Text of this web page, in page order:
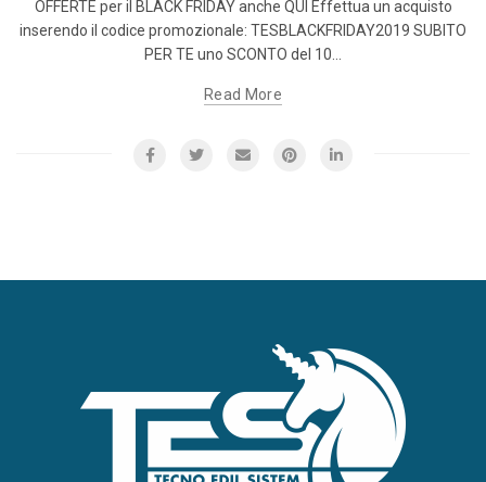
OFFERTE per il BLACK FRIDAY anche QUI Effettua un acquisto
inserendo il codice promozionale: TESBLACKFRIDAY2019 SUBITO
PER TE uno SCONTO del 10...
Read More